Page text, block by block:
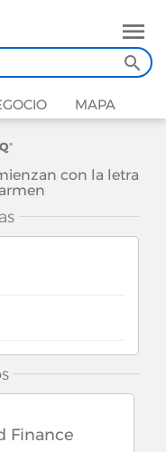
MAPA
Q"
con la letra
Finance